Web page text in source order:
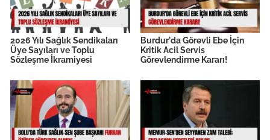
2026 Yılı Sağlık Sendikaları
Üye Sayıları ve Toplu
Sözleşme İkramiyesi
Burdur'da Görevli Ebe İçin
Kritik Acil Servis
Görevlendirme Kararı!